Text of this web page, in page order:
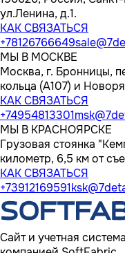
ул.Ленина, д.1.
КАК СВЯЗАТЬСЯ
+78126766649
МЫ В МОСКВЕ
Москва, г. Бронницы,
кольца (А107) и
КАК СВЯЗАТЬСЯ
+74954813301
МЫ В КРАСНОЯРСКЕ
Грузовая стоянка
километр, 6,5 км от
КАК СВЯЗАТЬСЯ
+73912169591
Сайт и учетная